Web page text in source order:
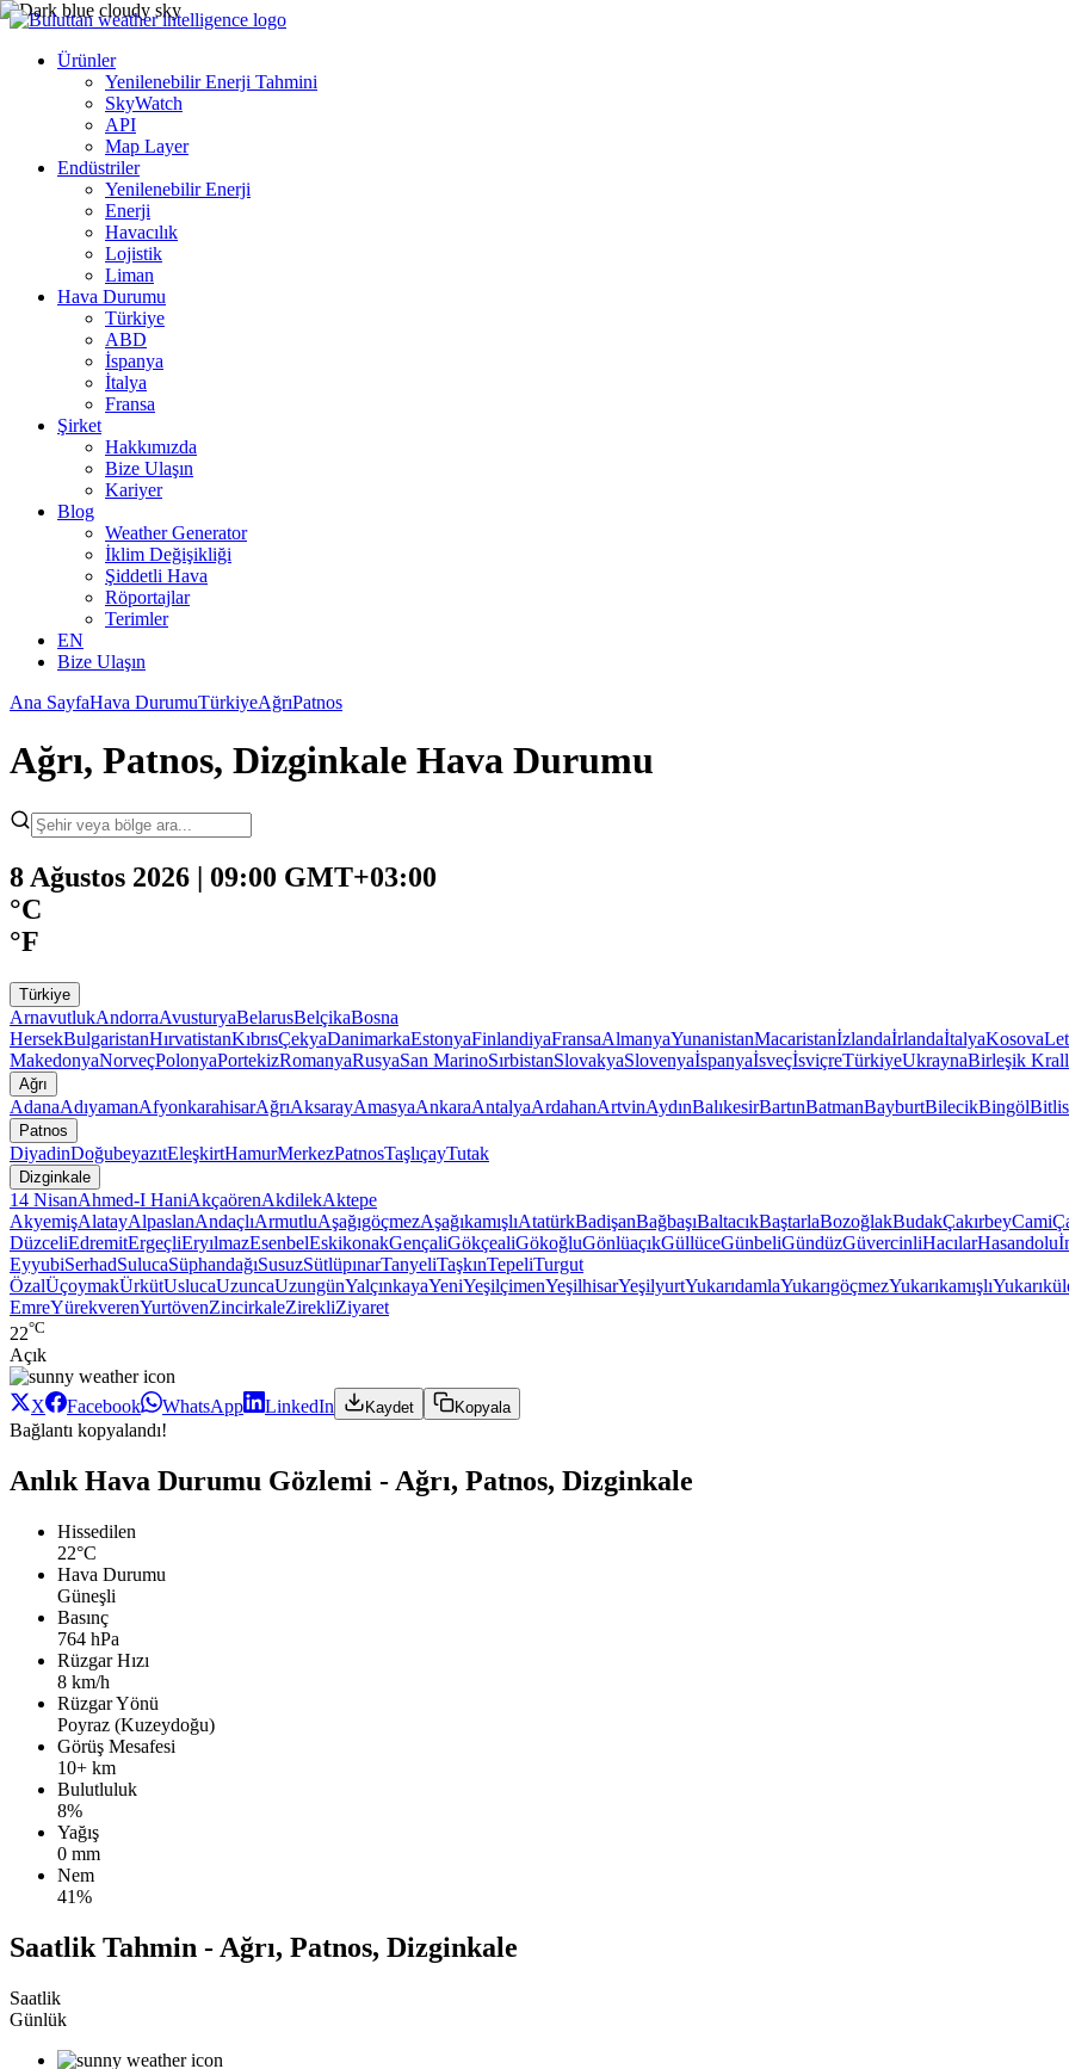
Ürünler
Yenilenebilir Enerji Tahmini
SkyWatch
API
Map Layer
Endüstriler
Yenilenebilir Enerji
Enerji
Havacılık
Lojistik
Liman
Hava Durumu
Türkiye
ABD
İspanya
İtalya
Fransa
Şirket
Hakkımızda
Bize Ulaşın
Kariyer
Blog
Weather Generator
İklim Değişikliği
Şiddetli Hava
Röportajlar
Terimler
EN
Bize Ulaşın
Ana SayfaHava DurumuTürkiyeAğrıPatnos
Ağrı, Patnos, Dizginkale Hava Durumu
8 Ağustos 2026 | 09:00 GMT+03:00
°C
°F
Türkiye
ArnavutlukAndorraAvusturyaBelarusBelçikaBosna
HersekBulgaristanHırvatistanKıbrısÇekyaDanimarkaEstonyaFinlandiyaFransaAlmanyaYunanistanMacaristanİzlandaİrlandaİtalyaKosova
MakedonyaNorveçPolonyaPortekizRomanyaRusyaSan MarinoSırbistanSlovakyaSlovenyaİspanyaİsveçİsviçreTürkiyeUkraynaBirleşik
Ağrı
AdanaAdıyamanAfyonkarahisarAğrıAksarayAmasyaAnkaraAntalyaArdahanArtvinAydınBalıkesirBartınBatmanBayburtBilecikBingölBitlis
Patnos
DiyadinDoğubeyazıtEleşkirtHamurMerkezPatnosTaşlıçayTutak
Dizginkale
14 NisanAhmed-I HaniAkçaörenAkdilekAktepe
AkyemişAlatayAlpaslanAndaçlıArmutluAşağıgöçmezAşağıkamışlıAtatürkBadişanBağbaşıBaltacıkBaştarlaBozoğlakBudakÇakırbeyCami
DüzceliEdremitErgeçliEryılmazEsenbelEskikonakGençaliGökçealiGökoğluGönlüaçıkGüllüceGünbeliGündüzGüvercinliHacılarHasandolu
EyyubiSerhadSulucaSüphandağıSusuzSütlüpınarTanyeliTaşkınTepeliTurgut
ÖzalÜçoymakÜrkütUslucaUzuncaUzungünYalçınkayaYeniYeşilçimenYeşilhisarYeşilyurtYukarıdamlaYukarıgöçmezYukarıkamışlı
EmreYürekverenYurtövenZincirkaleZirekliZiyaret
22°C
Açık
X Facebook WhatsApp LinkedIn Kaydet Kopyala
Bağlantı kopyalandı!
Anlık Hava Durumu Gözlemi - Ağrı, Patnos, Dizginkale
Hissedilen
22°C
Hava Durumu
Güneşli
Basınç
764 hPa
Rüzgar Hızı
8 km/h
Rüzgar Yönü
Poyraz (Kuzeydoğu)
Görüş Mesafesi
10+ km
Bulutluluk
8%
Yağış
0 mm
Nem
41%
Saatlik Tahmin - Ağrı, Patnos, Dizginkale
Saatlik
Günlük